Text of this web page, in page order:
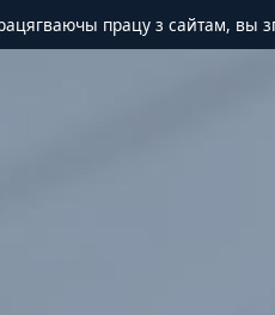
працу з сайтам, вы